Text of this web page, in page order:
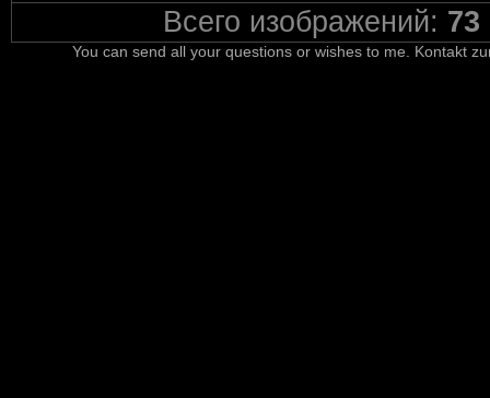
Всего изображений: 73
You can send all your questions or wishes to me. Kontakt